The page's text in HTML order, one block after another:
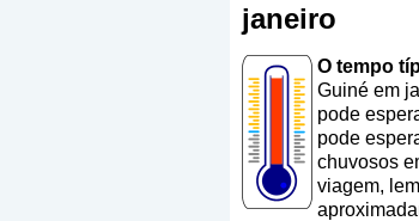
janeiro
O tempo
Guiné em
pode
pode
chuvosos
viagem,